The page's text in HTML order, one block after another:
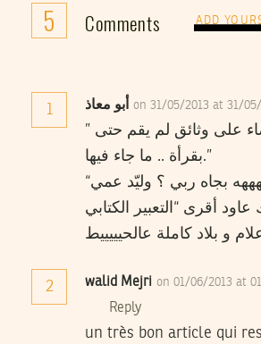
5 Comments ADD
1 أبو معاذ on 31/05/2013 at 31/
” طلب منه الإمضاء على وثائق لم يقم حتى
بقرأة .. ما جاء فيها.”
“ما جاء فيها” ؟!هههههه بجاه ربي ؟ وليّد عمي
2 walid Mejri on 01/06/2013 at
Reply
un très bon article qui